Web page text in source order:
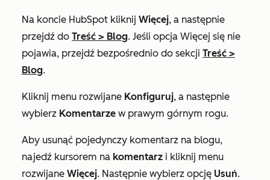
Na koncie HubSpot kliknij Więcej, a następnie
przejdź do Treść > Blog. Jeśli opcja Więcej się nie
pojawia, przejdź bezpośrednio do sekcji Treść >
Blog.
Kliknij menu rozwijane Konfiguruj, a następnie
wybierz Komentarze w prawym górnym rogu.
Aby usunąć pojedynczy komentarz na blogu,
najedź kursorem na komentarz i kliknij menu
rozwijane Więcej. Następnie wybierz opcję Usuń.